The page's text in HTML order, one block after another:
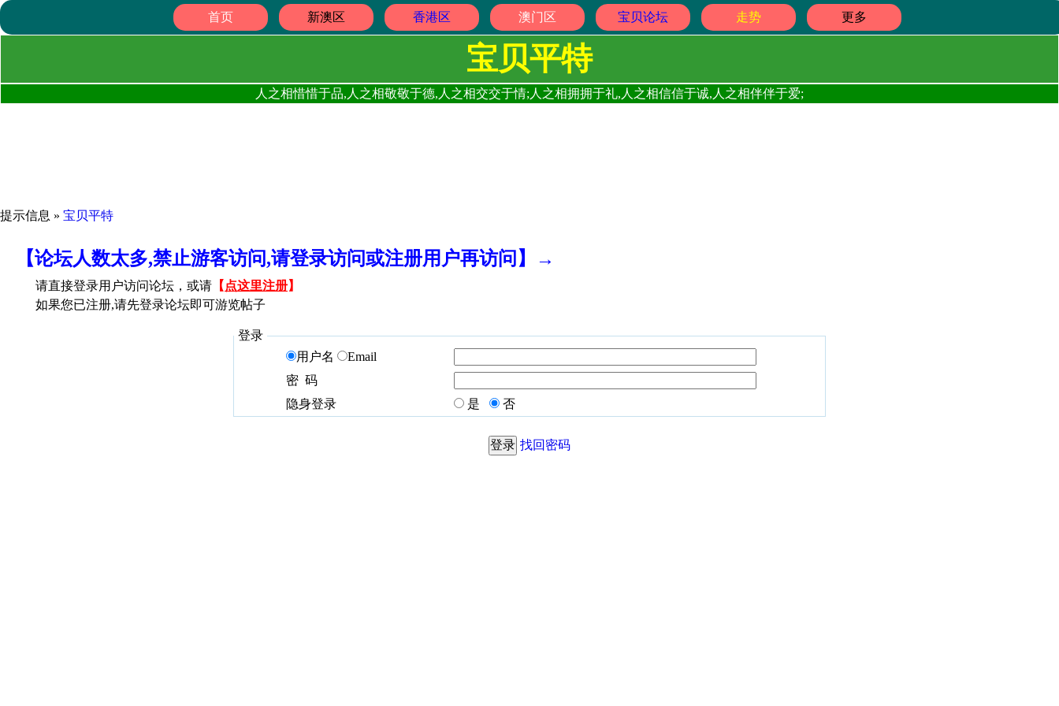
首页 新澳区 香港区 澳门区 宝贝论坛 走势 更多
宝贝平特
人之相惜惜于品,人之相敬敬于德,人之相交交于情;人之相拥拥于礼,人之相信信于诚,人之相伴伴于爱;
提示信息 » 宝贝平特
【论坛人数太多,禁止游客访问,请登录访问或注册用户再访问】→
请直接登录用户访问论坛，或请 【 点这里注册】
如果您已注册,请先登录论坛即可游览帖子
登录
用户名
Email
密 码
隐身登录
是 否
找回密码